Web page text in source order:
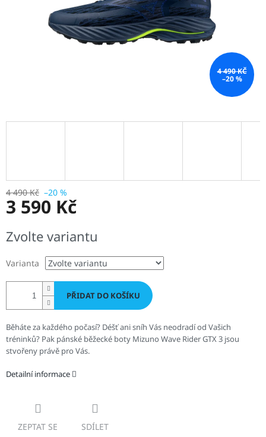
4 490 KČ
–20 %
4 490 Kč –20 %
3 590 Kč
cena:
Zvolte variantu
Varianta
PŘIDAT DO KOŠÍKU
Běháte za každého počasí? Déšť ani sníh Vás neodradí od Vašich
tréninků? Pak pánské běžecké boty Mizuno Wave Rider GTX 3 jsou
stvořeny právě pro Vás.
Detailní informace
ZEPTAT SE SDÍLET